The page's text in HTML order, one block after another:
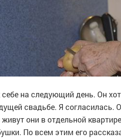
себе на следующий день. Он
свадьбе. Я согласилась.
они в отдельной
По всем этим его